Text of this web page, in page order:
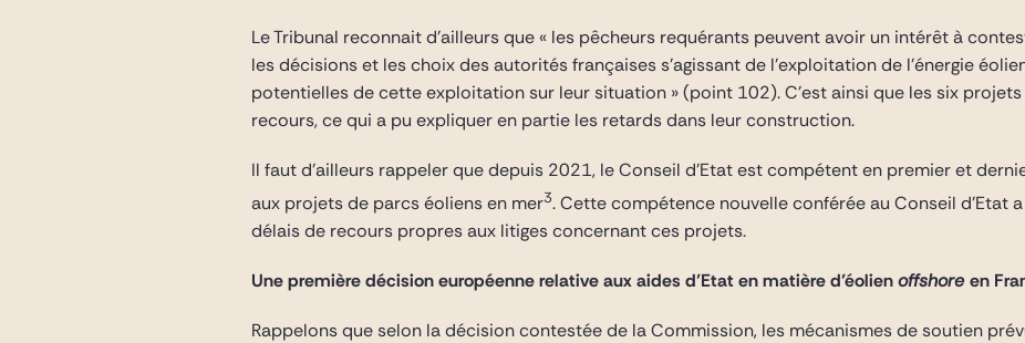
Le Tribunal reconnait d’ailleurs que « les pêcheurs requérants peuvent avoir un intérêt à
les décisions et les choix des autorités françaises s’agissant de l’exploitation de l’énergie
potentielles de cette exploitation sur leur situation » (point 102). C’est ainsi que les six
recours, ce qui a pu expliquer en partie les retards dans leur construction.
Il faut d’ailleurs rappeler que depuis 2021, le Conseil d’Etat est compétent en premier et
aux projets de parcs éoliens en mer3. Cette compétence nouvelle conférée au Conseil d’Etat
délais de recours propres aux litiges concernant ces projets.
Une première décision européenne relative aux aides d’Etat en matière d’éolienoffshoreen
Rappelons que selon la décision contestée de la Commission, les mécanismes de soutien